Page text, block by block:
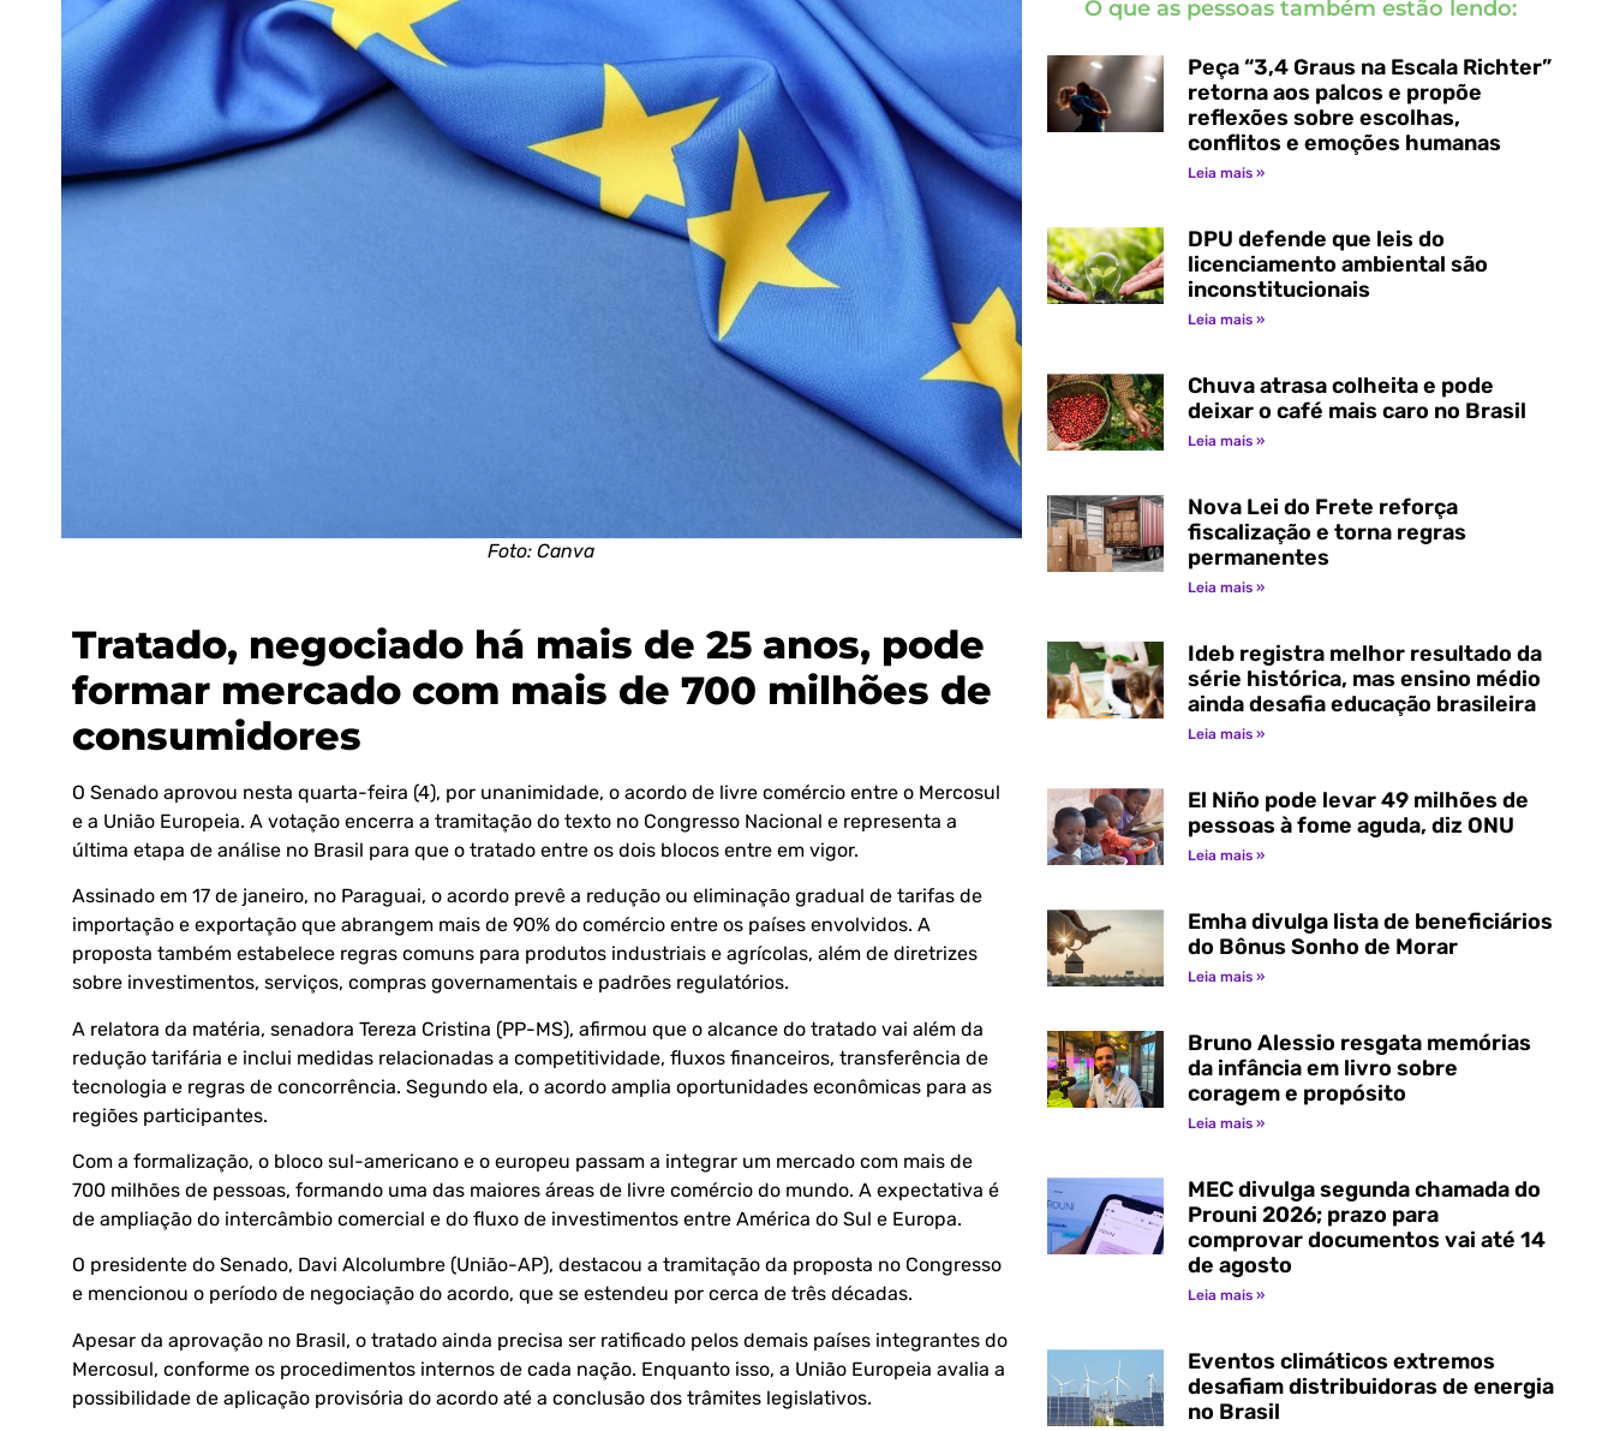
Foto: Canva
Tratado, negociado há mais de 25 anos, pode
formar mercado com mais de 700 milhões de
consumidores
O Senado aprovou nesta quarta-feira (4), por unanimidade, o acordo de livre comércio entre o Mercosul
e a União Europeia. A votação encerra a tramitação do texto no Congresso Nacional e representa a
última etapa de análise no Brasil para que o tratado entre os dois blocos entre em vigor.
Assinado em 17 de janeiro, no Paraguai, o acordo prevê a redução ou eliminação gradual de tarifas de
importação e exportação que abrangem mais de 90% do comércio entre os países envolvidos. A
proposta também estabelece regras comuns para produtos industriais e agrícolas, além de diretrizes
sobre investimentos, serviços, compras governamentais e padrões regulatórios.
A relatora da matéria, senadora Tereza Cristina (PP-MS), afirmou que o alcance do tratado vai além da
redução tarifária e inclui medidas relacionadas a competitividade, fluxos financeiros, transferência de
tecnologia e regras de concorrência. Segundo ela, o acordo amplia oportunidades econômicas para as
regiões participantes.
Com a formalização, o bloco sul-americano e o europeu passam a integrar um mercado com mais de
700 milhões de pessoas, formando uma das maiores áreas de livre comércio do mundo. A expectativa é
de ampliação do intercâmbio comercial e do fluxo de investimentos entre América do Sul e Europa.
O presidente do Senado, Davi Alcolumbre (União-AP), destacou a tramitação da proposta no Congresso
e mencionou o período de negociação do acordo, que se estendeu por cerca de três décadas.
Apesar da aprovação no Brasil, o tratado ainda precisa ser ratificado pelos demais países integrantes do
Mercosul, conforme os procedimentos internos de cada nação. Enquanto isso, a União Europeia avalia a
possibilidade de aplicação provisória do acordo até a conclusão dos trâmites legislativos.
O que as pessoas também estão lendo:
Peça “3,4 Graus na Escala Richter”
retorna aos palcos e propõe
reflexões sobre escolhas,
conflitos e emoções humanas
Leia mais »
DPU defende que leis do
licenciamento ambiental são
inconstitucionais
Leia mais »
Chuva atrasa colheita e pode
deixar o café mais caro no Brasil
Leia mais »
Nova Lei do Frete reforça
fiscalização e torna regras
permanentes
Leia mais »
Ideb registra melhor resultado da
série histórica, mas ensino médio
ainda desafia educação brasileira
Leia mais »
El Niño pode levar 49 milhões de
pessoas à fome aguda, diz ONU
Leia mais »
Emha divulga lista de beneficiários
do Bônus Sonho de Morar
Leia mais »
Bruno Alessio resgata memórias
da infância em livro sobre
coragem e propósito
Leia mais »
MEC divulga segunda chamada do
Prouni 2026; prazo para
comprovar documentos vai até 14
de agosto
Leia mais »
Eventos climáticos extremos
desafiam distribuidoras de energia
no Brasil